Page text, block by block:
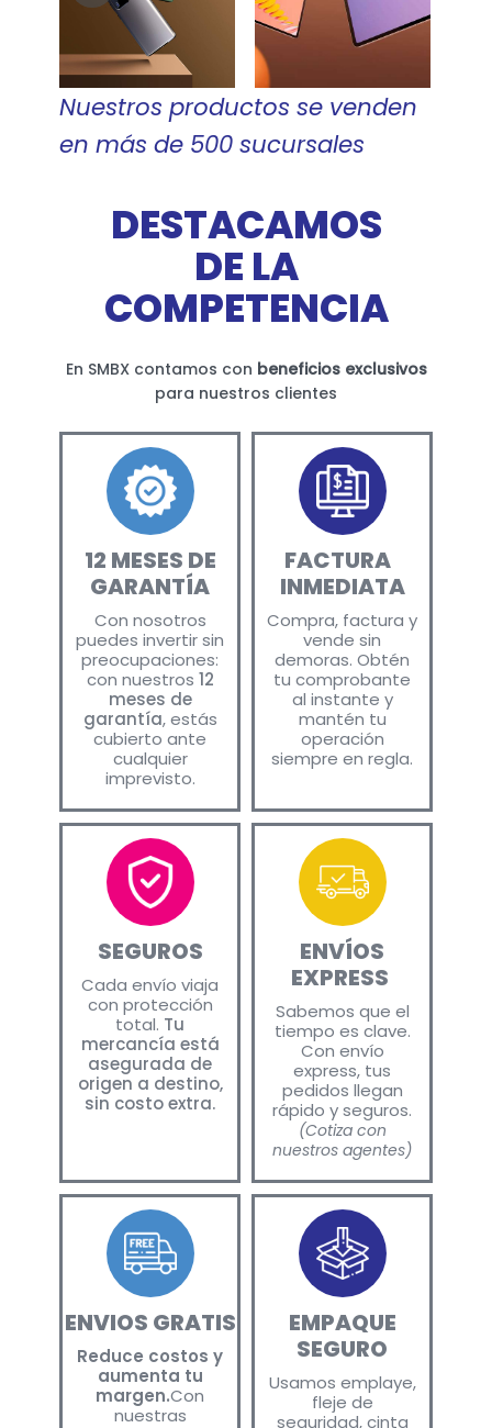
Nuestros productos se venden
en más de 500 sucursales
DESTACAMOS
DE LA
COMPETENCIA
En SMBX contamos con beneficios exclusivos
para nuestros clientes
12 MESES DE
GARANTÍA
Con nosotros
puedes invertir sin
preocupaciones:
con nuestros 12
meses de
garantía, estás
cubierto ante
cualquier
imprevisto.
FACTURA ​
INMEDIATA
Compra, factura y
vende sin
demoras. Obtén
tu comprobante
al instante y
mantén tu
operación
siempre en regla.
SEGUROS
Cada envío viaja
con protección
total. Tu
mercancía está
asegurada de
origen a destino,
sin costo extra.
ENVÍOS
EXPRESS
Sabemos que el
tiempo es clave.
Con envío
express, tus
pedidos llegan
rápido y seguros.
(Cotiza con
nuestros agentes)
ENVIOS GRATIS
Reduce costos y
aumenta tu
margen.Con
nuestras
EMPAQUE
SEGURO
Usamos emplaye,
fleje de
seguridad, cinta